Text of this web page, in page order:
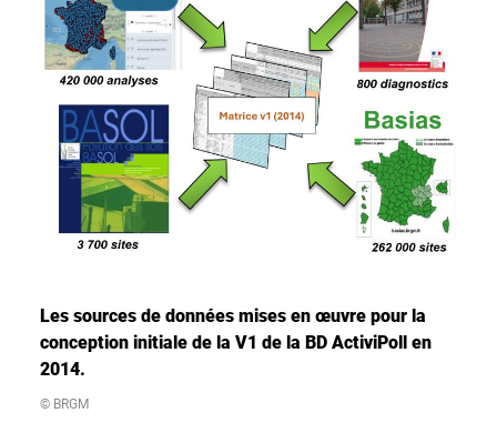
Les sources de données mises en œuvre pour la
conception initiale de la V1 de la BD ActiviPoll en
2014.
© BRGM